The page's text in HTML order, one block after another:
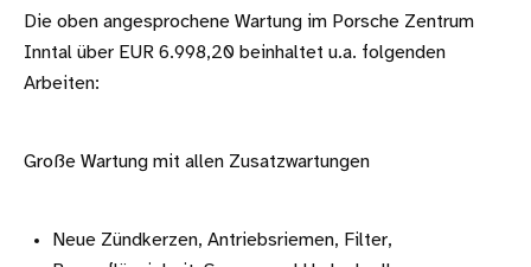
Die oben angesprochene Wartung im Porsche Zentrum
Inntal über EUR 6.998,20 beinhaltet u.a. folgenden
Arbeiten:
Große Wartung mit allen Zusatzwartungen
Neue Zündkerzen, Antriebsriemen, Filter,